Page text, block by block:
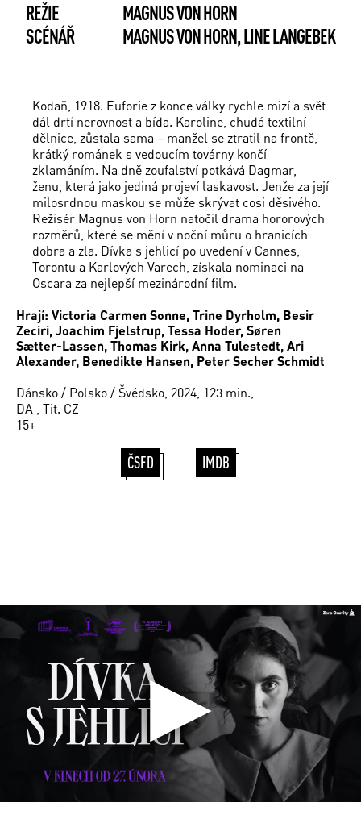
REŽIE
MAGNUS VON HORN
SCÉNÁŘ
MAGNUS VON HORN, LINE LANGEBEK
Kodaň, 1918. Euforie z konce války rychle mizí a svět
dál drtí nerovnost a bída. Karoline, chudá textilní
dělnice, zůstala sama – manžel se ztratil na frontě,
krátký románek s vedoucím továrny končí
zklamáním. Na dně zoufalství potkává Dagmar,
ženu, která jako jediná projeví laskavost. Jenže za její
milosrdnou maskou se může skrývat cosi děsivého.
Režisér Magnus von Horn natočil drama hororových
rozměrů, které se mění v noční můru o hranicích
dobra a zla. Dívka s jehlicí po uvedení v Cannes,
Torontu a Karlových Varech, získala nominaci na
Oscara za nejlepší mezinárodní film.
Hrají: Victoria Carmen Sonne, Trine Dyrholm, Besir
Zeciri, Joachim Fjelstrup, Tessa Hoder, Søren
Sætter-Lassen, Thomas Kirk, Anna Tulestedt, Ari
Alexander, Benedikte Hansen, Peter Secher Schmidt
Dánsko / Polsko / Švédsko, 2024, 123 min.,
DA , Tit. CZ
15+
ČSFD IMDB